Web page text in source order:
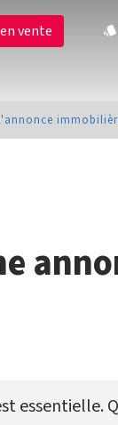
vente
essentielle.